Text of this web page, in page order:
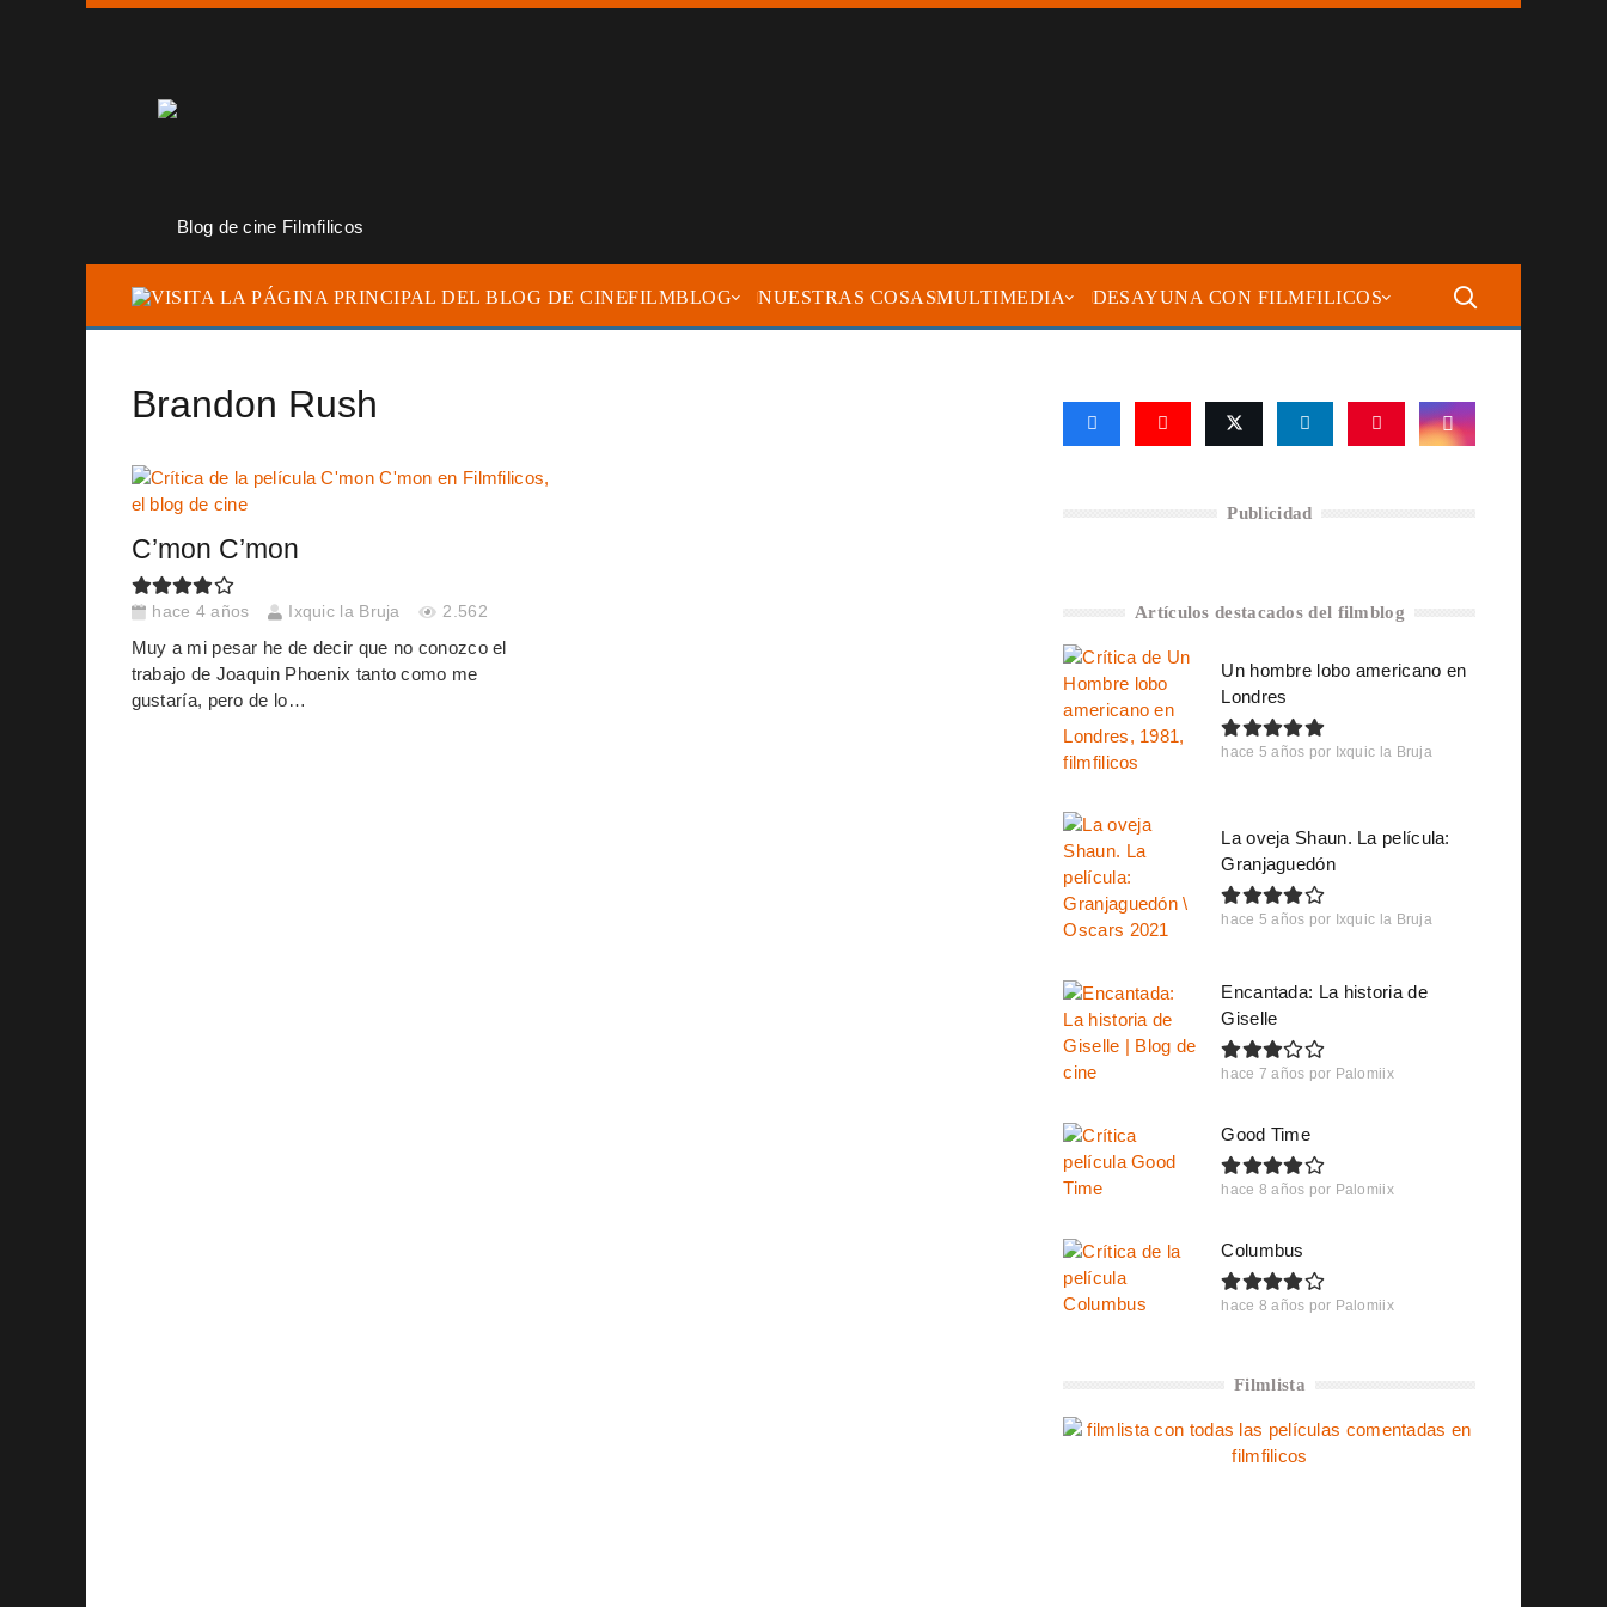
FILMBLOG NUESTRAS COSASMULTIMEDIA DESAYUNA CON FILMFILICOS
Brandon Rush
C’mon C’mon
hace 4 años Ixquic la Bruja 2.562
Muy a mi pesar he de decir que no conozco el
trabajo de Joaquin Phoenix tanto como me
gustaría, pero de lo…
Publicidad
Artículos destacados del filmblog
Un hombre lobo americano en
Londres
hace 5 años por Ixquic la Bruja
La oveja Shaun. La película:
Granjaguedón
hace 5 años por Ixquic la Bruja
Encantada: La historia de
Giselle
hace 7 años por Palomiix
Good Time
hace 8 años por Palomiix
Columbus
hace 8 años por Palomiix
Filmlista